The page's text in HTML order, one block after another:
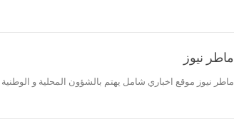
ماطر نيوز
ماطر نيوز موقع اخباري شامل يهتم بالشؤون المحلية و الوطنية